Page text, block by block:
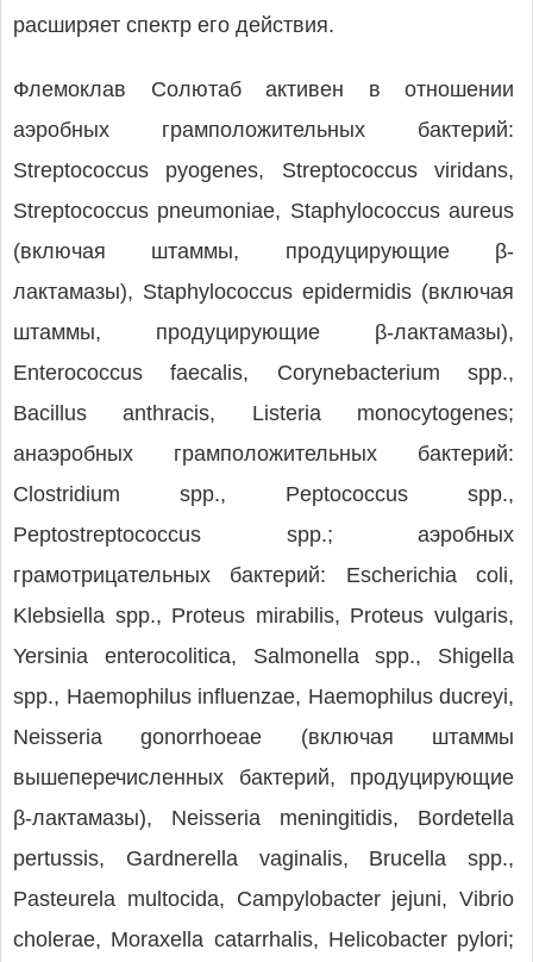
расширяет спектр его действия.
Флемоклав Солютаб активен в отношении
аэробных грамположительных бактерий:
Streptococcus pyogenes, Streptococcus viridans,
Streptococcus pneumoniae, Staphylococcus aureus
(включая штаммы, продуцирующие β-
лактамазы), Staphylococcus epidermidis (включая
штаммы, продуцирующие β-лактамазы),
Enterococcus faecalis, Corynebacterium spp.,
Bacillus anthracis, Listeria monocytogenes;
анаэробных грамположительных бактерий:
Clostridium spp., Peptococcus spp.,
Peptostreptococcus spp.; аэробных
грамотрицательных бактерий: Escherichia coli,
Klebsiella spp., Proteus mirabilis, Proteus vulgaris,
Yersinia enterocolitica, Salmonella spp., Shigella
spp., Haemophilus influenzae, Haemophilus ducreyi,
Neisseria gonorrhoeae (включая штаммы
вышеперечисленных бактерий, продуцирующие
β-лактамазы), Neisseria meningitidis, Bordetella
pertussis, Gardnerella vaginalis, Brucella spp.,
Pasteurela multocida, Campylobacter jejuni, Vibrio
cholerae, Moraxella catarrhalis, Helicobacter pylori;